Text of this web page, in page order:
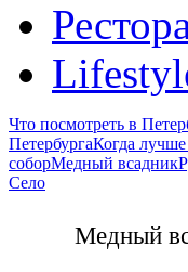
Что посмотреть в
ПетербургаКогда лучше
соборМедный всадник
Село
Медный